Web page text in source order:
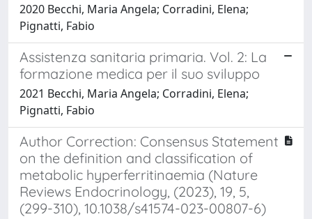
2020 Becchi, Maria Angela; Corradini, Elena;
Pignatti, Fabio
Assistenza sanitaria primaria. Vol. 2: La
formazione medica per il suo sviluppo
2021 Becchi, Maria Angela; Corradini, Elena;
Pignatti, Fabio
Author Correction: Consensus Statement
on the definition and classification of
metabolic hyperferritinaemia (Nature
Reviews Endocrinology, (2023), 19, 5,
(299-310), 10.1038/s41574-023-00807-6)